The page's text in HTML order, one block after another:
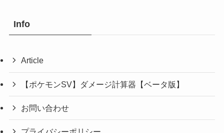
Info
Article
【ポケモンSV】ダメージ計算器【ベータ版】
お問い合わせ